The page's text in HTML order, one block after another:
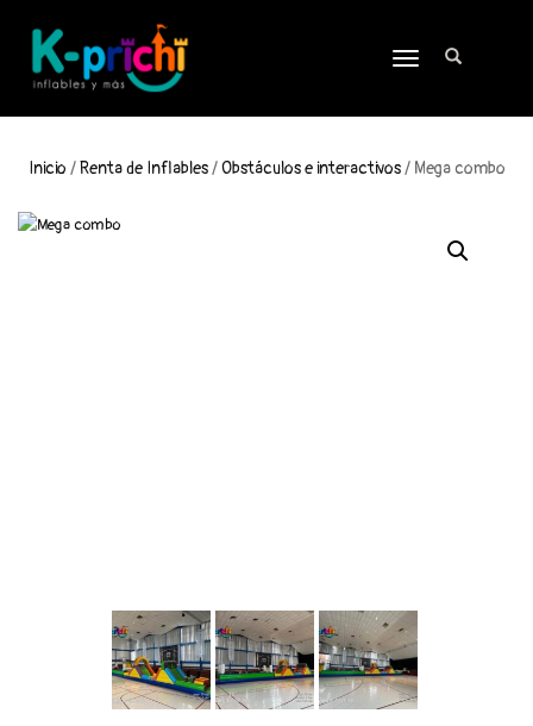
TOGGLE
Inicio /Renta de Inflables/Obstáculos e interactivos/ Mega combo